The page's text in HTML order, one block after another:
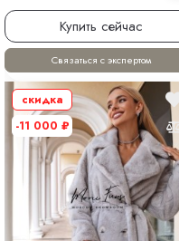
Купить сейчас
Связаться с экспертом
скидка
-11 000 ₽